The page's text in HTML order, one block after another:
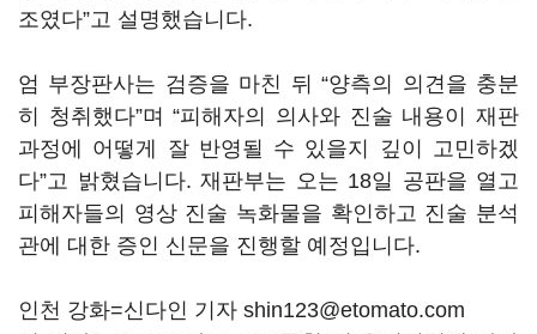
조였다”고 설명했습니다.
엄 부장판사는 검증을 마친 뒤 “양측의 의견을 충분
히 청취했다”며 “피해자의 의사와 진술 내용이 재판
과정에 어떻게 잘 반영될 수 있을지 깊이 고민하겠
다”고 밝혔습니다. 재판부는 오는 18일 공판을 열고
피해자들의 영상 진술 녹화물을 확인하고 진술 분석
관에 대한 증인 신문을 진행할 예정입니다.
인천 강화=신다인 기자 shin123@etomato.com